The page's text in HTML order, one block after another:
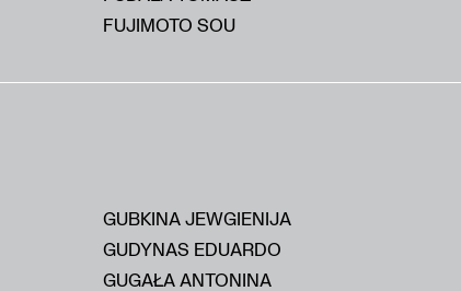
FUJIMOTO SOU
GUBKINA JEWGIENIJA
GUDYNAS EDUARDO
GUGAŁA ANTONINA